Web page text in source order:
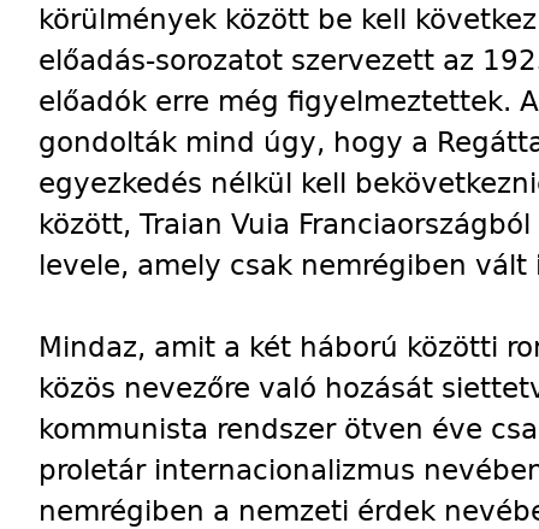
körülmények között be kell
előadás-sorozatot szervezett az
előadók erre még figyelmeztettek.
gondolták mind úgy, hogy a
egyezkedés nélkül kell
között, Traian Vuia
levele, amely csak nemrégiben vált
Mindaz, amit a két háború közötti
közös nevezőre való hozását
kommunista rendszer ötven éve
proletár internacionalizmus
nemrégiben a nemzeti érdek